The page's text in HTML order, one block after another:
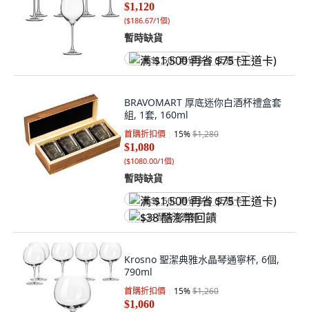
$1,120
($186.67/1個)
暫時缺貨
满 $1,500 再省 $75 (王道卡)
BRAVOMART 厚底迷你白酒杯禮盒套
組, 1套, 160ml
首購折扣價 15%$1,280
$1,080
($1080.00/1個)
暫時缺貨
满 $1,500 再省 $75 (王道卡)
$38 酷澎幣回饋
Krosno 聖潔典雅水晶琴通寧杯, 6個,
790ml
首購折扣價 15%$1,260
$1,060